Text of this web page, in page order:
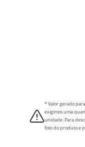
* Valor gerado
exigimos uma
unidade. Para
foto do produto e